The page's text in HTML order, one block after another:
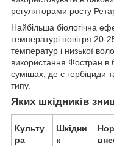
регуляторами росту
Найбільша біологічна
температурі повітря
температур і низької
використання Фостран в
сумішах, де є гербіциди
типу.
Яких шкідників
Культу
ра
Шкідни
к